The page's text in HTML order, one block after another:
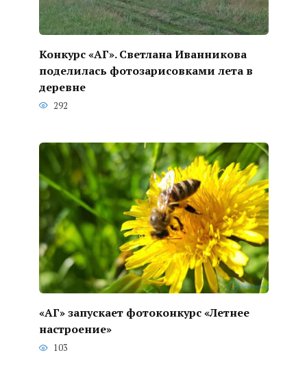
Конкурс «АГ». Светлана Иванникова
поделилась фотозарисовками лета в
деревне
292
«АГ» запускает фотоконкурс «Летнее
настроение»
103